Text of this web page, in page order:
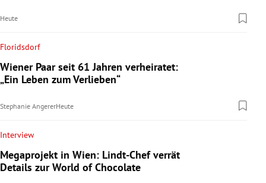
Heute
Floridsdorf
Wiener Paar seit 61 Jahren verheiratet:
„Ein Leben zum Verlieben“
Stephanie AngererHeute
Interview
Megaprojekt in Wien: Lindt-Chef verrät
Details zur World of Chocolate